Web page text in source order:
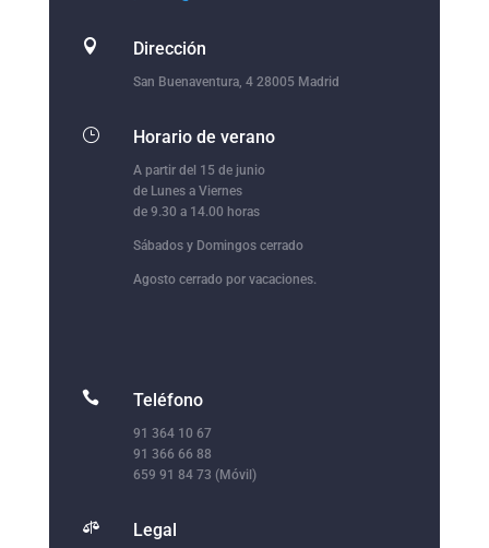
 Dirección
San Buenaventura, 4 28005 Madrid
} Horario de verano
A partir del 15 de junio
de Lunes a Viernes
de 9.30 a 14.00 horas
Sábados y Domingos cerrado
Agosto cerrado por vacaciones.
 Teléfono
91 364 10 67
91 366 66 88
659 91 84 73 (Móvil)
 Legal